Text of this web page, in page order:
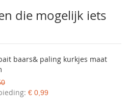
die mogelijk iets
baars& paling kurkjes maat
€ 0,99